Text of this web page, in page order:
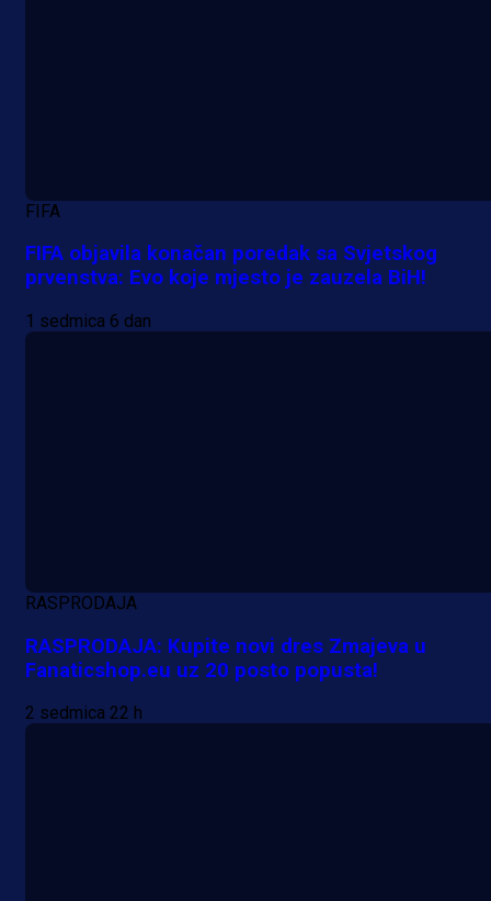
A Selekcija
Da li je selektor zadovoljan: Evo
je Barbarez rekao o transferu
Alajbegovića u Juventus!
FIFA
FIFA objavila konačan poredak sa Svjetskog
prvenstva: Evo koje mjesto je zauzela BiH!
1 sedmica 6 dan
RASPRODAJA
RASPRODAJA: Kupite novi dres Zmajeva u
Fanaticshop.eu uz 20 posto popusta!
2 sedmica 22 h